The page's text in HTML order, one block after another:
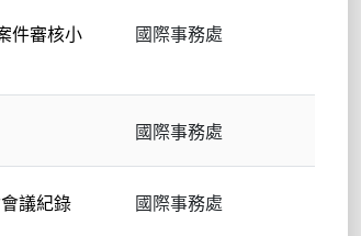
件審核小
國際事務處
國際事務處
議紀錄 國際事務處